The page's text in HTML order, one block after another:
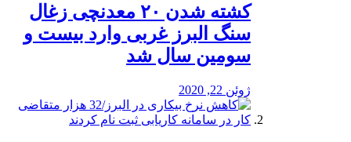
کشته شدن ۲۰ معدنچی زغال
سنگ البرز غربی وارد بیست و
سومین سال شد
ژوئن 22, 2020